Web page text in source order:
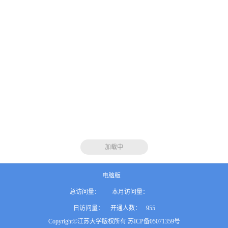
加载中
电脑版
总访问量： 本月访问量：
日访问量： 开通人数：
955
Copyright©江苏大学版权所有 苏ICP备05071359号